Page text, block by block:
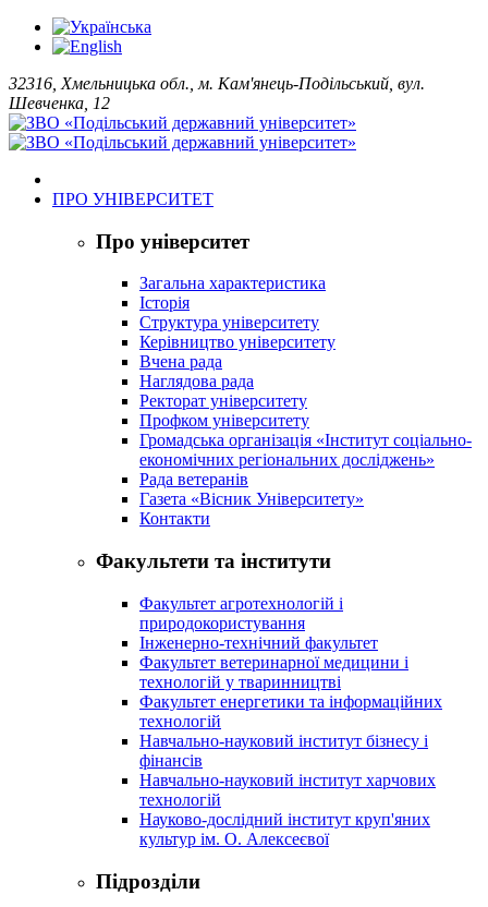
32316, Хмельницька обл., м. Кам'янець-Подільський, вул.
Шевченка, 12
ПРО УНІВЕРСИТЕТ
Про університет
Загальна характеристика
Історія
Структура університету
Керівництво університету
Вчена рада
Наглядова рада
Ректорат університету
Профком університету
Громадська організація «Інститут соціально-
економічних регіональних досліджень»
Рада ветеранів
Газета «Вісник Університету»
Контакти
Факультети та інститути
Факультет агротехнологій і
природокористування
Інженерно-технічний факультет
Факультет ветеринарної медицини і
технологій у тваринництві
Факультет енергетики та інформаційних
технологій
Навчально-науковий інститут бізнесу і
фінансів
Навчально-науковий інститут харчових
технологій
Науково-дослідний інститут круп'яних
культур ім. О. Алексеєвої
Підрозділи